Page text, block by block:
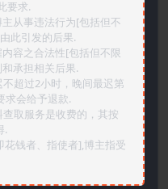
要求.
从事违法行为[包括但不
此引发的后果.
容之合法性[包括但不限
承担相关后果.
超过2小时，晚间最迟第
求会给予退款.
取服务是收费的，其按
.
钱者、指使者],博主指受